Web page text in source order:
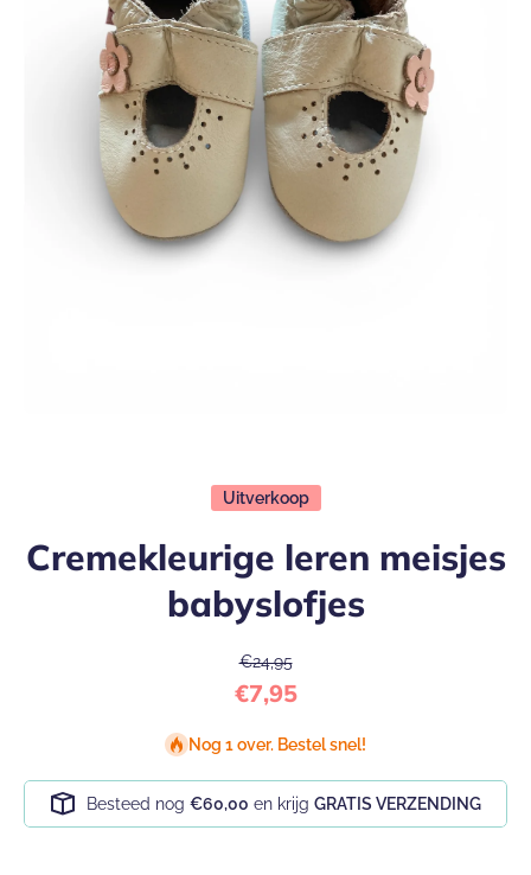
Uitverkoop
Cremekleurige leren meisjes
babyslofjes
€24,95
€7,95
Nog 1 over. Bestel snel!
Besteed nog €60,00 en krijg GRATIS VERZENDING